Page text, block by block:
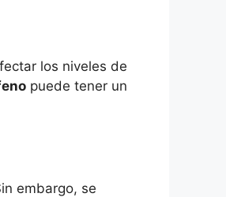
los niveles de
puede tener un
embargo, se